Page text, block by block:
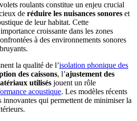
roulants constitue un enjeu crucial
de réduire les nuisances sonores et
de leur habitat. Cette
croissante dans les zones
à des environnements sonores
la qualité de l’isolation phonique des
des caissons, l’ajustement des
utilisés jouent un rôle
acoustique. Les modèles récents
innovantes qui permettent de minimiser la